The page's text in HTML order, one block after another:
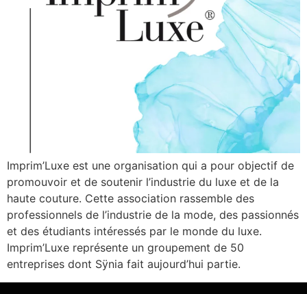
Imprim’Luxe est une organisation qui a pour objectif de
promouvoir et de soutenir l’industrie du luxe et de la
haute couture. Cette association rassemble des
professionnels de l’industrie de la mode, des passionnés
et des étudiants intéressés par le monde du luxe.
Imprim’Luxe représente un groupement de 50
entreprises dont Sÿnia fait aujourd’hui partie.